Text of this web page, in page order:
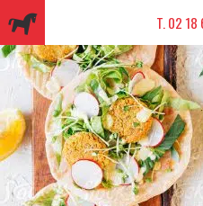
T. 02 18